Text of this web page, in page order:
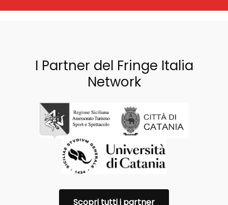
I Partner del Fringe Italia
Network
Scopri tutti i partner